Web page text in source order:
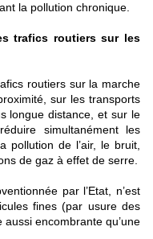
la pollution chronique.
trafics routiers sur les
routiers sur la marche
sur les transports
longue distance, et sur le
simultanément les
pollution de l’air, le bruit,
de gaz à effet de serre.
par l’Etat, n’est
fines (par usure des
encombrante qu’une